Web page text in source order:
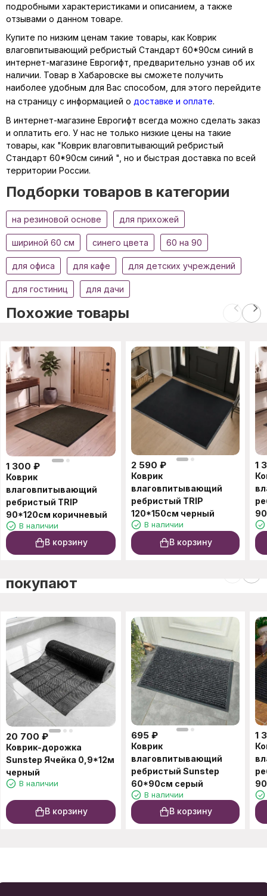
подробными характеристиками и описанием, а также
отзывами о данном товаре.
Купите по низким ценам такие товары, как Коврик
влаговпитывающий ребристый Стандарт 60*90см синий в
интернет-магазине Еврогифт, предварительно узнав об их
наличии. Товар в Хабаровске вы сможете получить
наиболее удобным для Вас способом, для этого перейдите
на страницу с информацией о доставке и оплате.
В интернет-магазине Еврогифт всегда можно сделать заказ
и оплатить его. У нас не только низкие цены на такие
товары, как "Коврик влаговпитывающий ребристый
Стандарт 60*90см синий ", но и быстрая доставка по всей
территории России.
Подборки товаров в категории
на резиновой основе для прихожей
шириной 60 см синего цвета 60 на 90
для офиса для кафе для детских учреждений
для гостиниц для дачи
Похожие товары
1 300 ₽
Коврик
влаговпитывающий
ребристый TRIP
90*120см коричневый
В наличии
В корзину
2 590 ₽
Коврик
влаговпитывающий
ребристый TRIP
120*150см черный
В наличии
В корзину
1
покупают
20 700 ₽
Коврик-дорожка
Sunstep Ячейка 0,9*12м
черный
В наличии
В корзину
695 ₽
Коврик
влаговпитывающий
ребристый Sunstep
60*90см серый
В наличии
В корзину
1